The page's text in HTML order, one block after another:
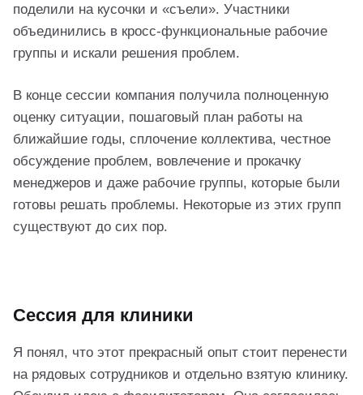
поделили на кусочки и «съели». Участники
объединились в кросс-функциональные рабочие
группы и искали решения проблем.
В конце сессии компания получила полноценную
оценку ситуации, пошаговый план работы на
ближайшие годы, сплочение коллектива, честное
обсуждение проблем, вовлечение и прокачку
менеджеров и даже рабочие группы, которые были
готовы решать проблемы. Некоторые из этих групп
существуют до сих пор.
Сессия для клиники
Я понял, что этот прекрасный опыт стоит перенести
на рядовых сотрудников и отдельно взятую клинику.